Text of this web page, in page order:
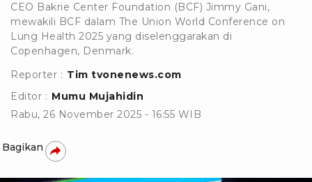
CEO Bakrie Center Foundation (BCF) Jimmy Gani,
mewakili BCF dalam The Union World Conference on
Lung Health 2025 yang diselenggarakan di
Copenhagen, Denmark.
Reporter : Tim tvonenews.com
Editor : Mumu Mujahidin
Rabu, 26 November 2025 - 16:55 WIB
Bagikan